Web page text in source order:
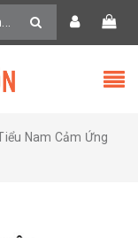
Nam Cảm Ứng